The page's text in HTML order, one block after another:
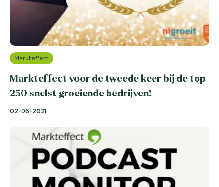
Markteffect
Markteffect voor de tweede keer bij de top
250 snelst groeiende bedrijven!
02-06-2021